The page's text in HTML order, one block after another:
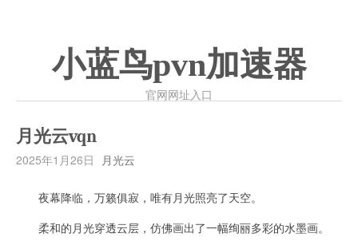
小蓝鸟pvn加速器
官网网址入口
月光云vqn
2025年1月26日 月光云
夜幕降临，万籁俱寂，唯有月光照亮了天空。
柔和的月光穿透云层，仿佛画出了一幅绚丽多彩的水墨画。